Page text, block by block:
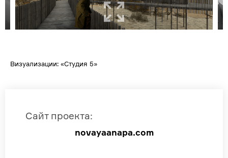
Визуализации: «Студия 5»
Сайт проекта:
novayaanapa.com